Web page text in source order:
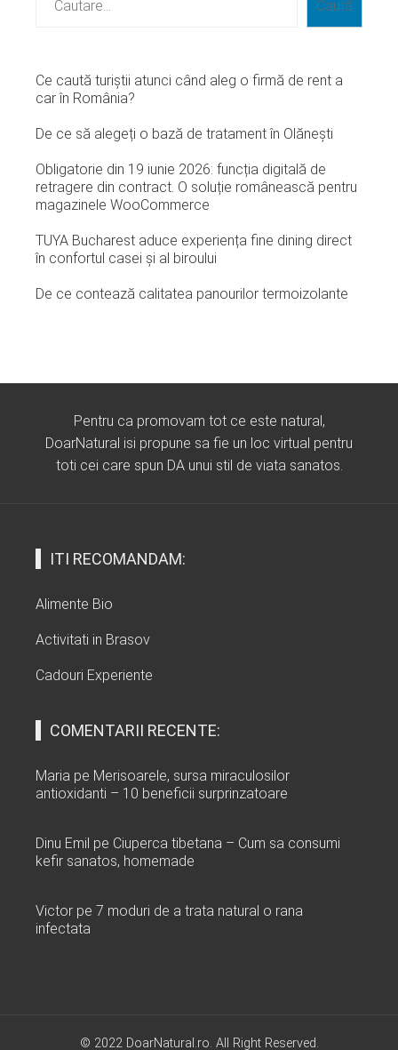
Caută
Ce caută turiștii atunci când aleg o firmă de rent a
car în România?
De ce să alegeți o bază de tratament în Olănești
Obligatorie din 19 iunie 2026: funcția digitală de
retragere din contract. O soluție românească pentru
magazinele WooCommerce
TUYA Bucharest aduce experiența fine dining direct
în confortul casei și al biroului
De ce contează calitatea panourilor termoizolante
Pentru ca promovam tot ce este natural,
DoarNatural isi propune sa fie un loc virtual pentru
toti cei care spun DA unui stil de viata sanatos.
ITI RECOMANDAM:
Alimente Bio
Activitati in Brasov
Cadouri Experiente
COMENTARII RECENTE:
Maria pe Merisoarele, sursa miraculosilor
antioxidanti – 10 beneficii surprinzatoare
Dinu Emil pe Ciuperca tibetana – Cum sa consumi
kefir sanatos, homemade
Victor pe 7 moduri de a trata natural o rana
infectata
© 2022 DoarNatural.ro. All Right Reserved.